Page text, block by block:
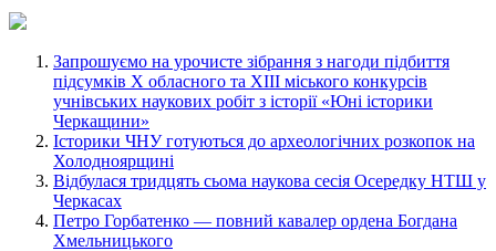
Запрошуємо на урочисте зібрання з нагоди підбиття
підсумків Х обласного та ХІІІ міського конкурсів
учнівських наукових робіт з історії «Юні історики
Черкащини»
Історики ЧНУ готуються до археологічних розкопок на
Холодноярщині
Відбулася тридцять сьома наукова сесія Осередку НТШ у
Черкасах
Петро Горбатенко — повний кавалер ордена Богдана
Хмельницького